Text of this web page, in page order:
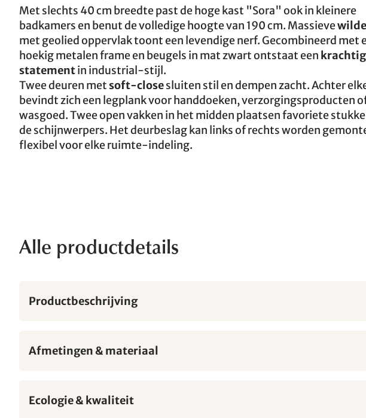
Met slechts 40 cm breedte past de hoge kast "Sora" ook in kleinere
badkamers en benut de volledige hoogte van 190 cm. Massieve
met geolied oppervlak toont een levendige nerf. Gecombineerd met
hoekig metalen frame en beugels in mat zwart ontstaat een krachtig
statementin industrial-stijl.
Twee deuren met soft-closesluiten stil en dempen zacht. Achter
bevindt zich een legplank voor handdoeken, verzorgingsproducten
wasgoed. Twee open vakken in het midden plaatsen favoriete
de schijnwerpers. Het deurbeslag kan links of rechts worden
flexibel voor elke ruimte-indeling.
Alle productdetails
Productbeschrijving
Afmetingen & materiaal
Ecologie & kwaliteit